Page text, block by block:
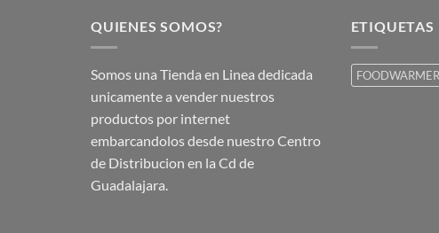
QUIENES SOMOS?
Somos una Tienda en Linea dedicada
unicamente a vender nuestros
productos por internet
embarcandolos desde nuestro Centro
de Distribucion en la Cd de
Guadalajara.
ETIQUETAS
FOODWARMER